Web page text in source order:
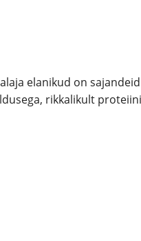
elanikud on
rikkalikult